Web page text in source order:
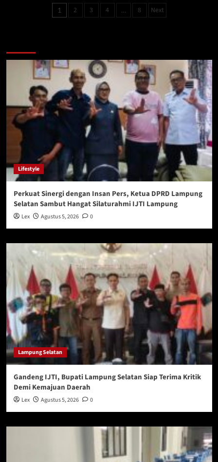
Pencuri
Kabel
Umum,
Jalan
Cinta
Kembali
‘Horor’
Paginasi
1 2 3 4 … 8 Next
Lifestyle
Perkuat Sinergi dengan Insan Pers, Ketua DPRD Lampung
Selatan Sambut Hangat Silaturahmi IJTI Lampung
Lex Agustus 5, 2026 0
Lampung Selatan
Gandeng IJTI, Bupati Lampung Selatan Siap Terima Kritik
Demi Kemajuan Daerah
Lex Agustus 5, 2026 0